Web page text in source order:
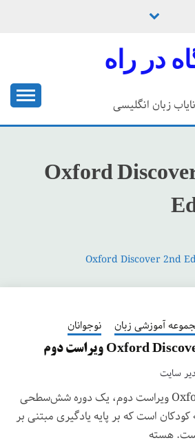
در راه
زبان انگلیسی
Oxford
Oxford Discover 2nd
آموزشی زبان نوجوانان
سایت
مجموعه Oxford Discover ویراست دوم، یک دوره شش‌سطحی
است که بر پایه یادگیری مبتنی بر
هسته